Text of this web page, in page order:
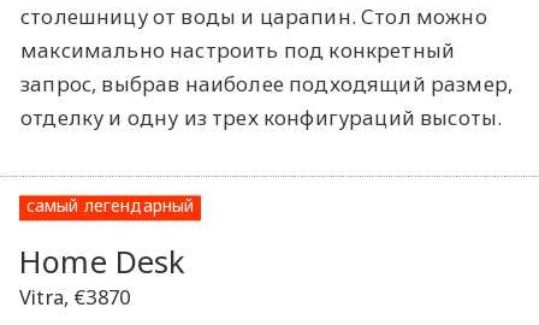
столешницу от воды и царапин. Стол можно
максимально настроить под конкретный
запрос, выбрав наиболее подходящий размер,
отделку и одну из трех конфигураций высоты.
самый легендарный
Home Desk
Vitra, €3870